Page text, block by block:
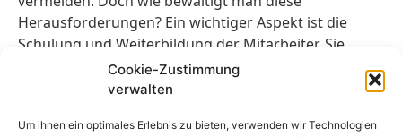
Cookie-Zustimmung
verwalten
Um ihnen ein optimales Erlebnis zu bieten, verwenden wir Technologien
Herausforderungen? Ein wichtiger Aspekt ist die
Schulung und Weiterbildung der Mitarbeiter. Sie
müssen über die Vorschriften und Anforderungen
der DGUV V70 informiert sein und wissen, worauf es
Prüfungen fachgerecht durchführen und mögliche